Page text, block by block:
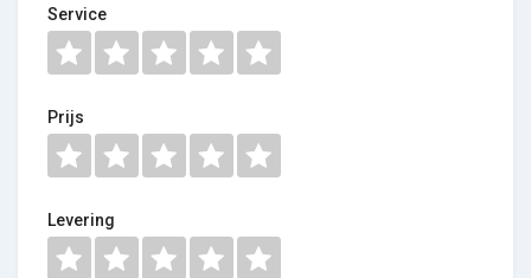
Service
Prijs
Levering